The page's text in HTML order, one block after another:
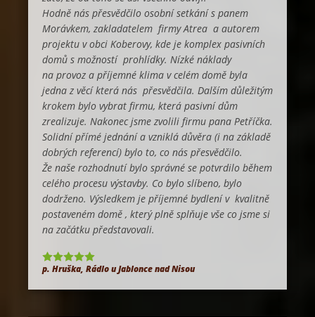
Hodně nás přesvědčilo osobní setkání s panem
Morávkem, zakladatelem firmy Atrea a autorem
projektu v obci Koberovy, kde je komplex pasivních
domů s možností prohlídky. Nízké náklady
na provoz a příjemné klima v celém domě byla
jedna z věcí která nás přesvědčila. Dalším důležitým
krokem bylo vybrat firmu, která pasivní dům
zrealizuje. Nakonec jsme zvolili firmu pana Petříčka.
Solidní přímé jednání a vzniklá důvěra (i na základě
dobrých referencí) bylo to, co nás přesvědčilo.
Že naše rozhodnutí bylo správné se potvrdilo během
celého procesu výstavby. Co bylo slíbeno, bylo
dodrženo. Výsledkem je příjemné bydlení v kvalitně
postaveném domě , který plně splňuje vše co jsme si
na začátku představovali.
p. Hruška, Rádlo u Jablonce nad Nisou